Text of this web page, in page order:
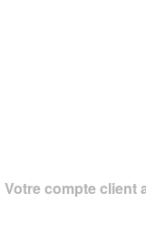
Votre compte client